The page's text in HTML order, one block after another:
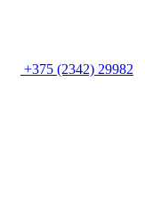
+375 (2342) 29982